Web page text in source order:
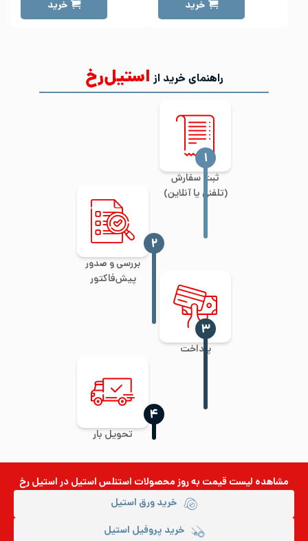
خرید خرید
راهنمای خرید از استیل‌رخ
ثبت سفارش
(تلفنی یا آنلاین)
‍۱
بررسی و صدور
پیش‌فاکتور
‍۲
پرداخت
‍۳
تحویل بار
‍۴
مشاهده لیست قیمت به روزمحصولات استنلس استیلدر استیل رخ
خرید ورق استیل
خرید پروفیل استیل